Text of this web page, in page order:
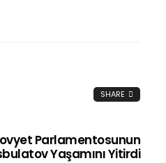
SHARE
Parlamentosunun
Yaşamını Yitirdi